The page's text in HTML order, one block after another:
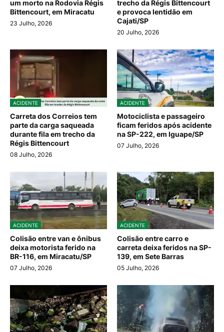
um morto na Rodovia Régis
Bittencourt, em Miracatu
23 Julho, 2026
trecho da Régis Bittencourt
e provoca lentidão em
Cajati/SP
20 Julho, 2026
ACIDENTE
Carreta dos Correios tem
parte da carga saqueada
durante fila em trecho da
Régis Bittencourt
08 Julho, 2026
ACIDENTE
Motociclista e passageiro
ficam feridos após acidente
na SP-222, em Iguape/SP
07 Julho, 2026
ACIDENTE
Colisão entre van e ônibus
deixa motorista ferido na
BR-116, em Miracatu/SP
07 Julho, 2026
ACIDENTE
Colisão entre carro e
carreta deixa feridos na SP-
139, em Sete Barras
05 Julho, 2026